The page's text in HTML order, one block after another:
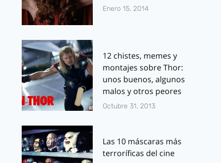
Enero 15, 2014
12 chistes, memes y
montajes sobre Thor:
unos buenos, algunos
malos y otros peores
Octubre 31, 2013
Las 10 máscaras más
terroríficas del cine